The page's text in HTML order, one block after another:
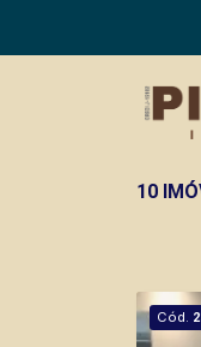
10
Cód.